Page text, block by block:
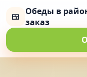
🍱 Обеды в
заказ